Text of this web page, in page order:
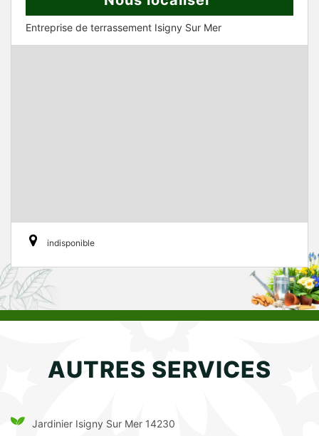
Entreprise de terrassement Isigny Sur Mer
indisponible
AUTRES SERVICES
Jardinier Isigny Sur Mer 14230